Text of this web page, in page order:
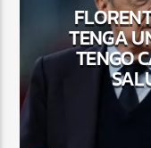
TENGA
TENGO